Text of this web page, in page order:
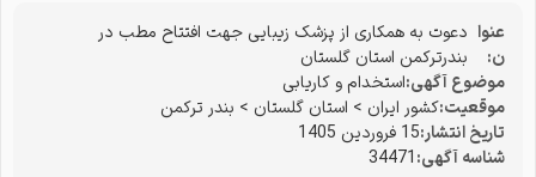
عنوا
ن:
دعوت به همکاری از پزشک زیبایی جهت افتتاح مطب در
بندرترکمن استان گلستان
موضوع آگهی:استخدام و کاریابی
موقعیت:کشور ایران > استان گلستان > بندر ترکمن
تاریخ انتشار:15 فروردین 1405
شناسه آگهی:34471